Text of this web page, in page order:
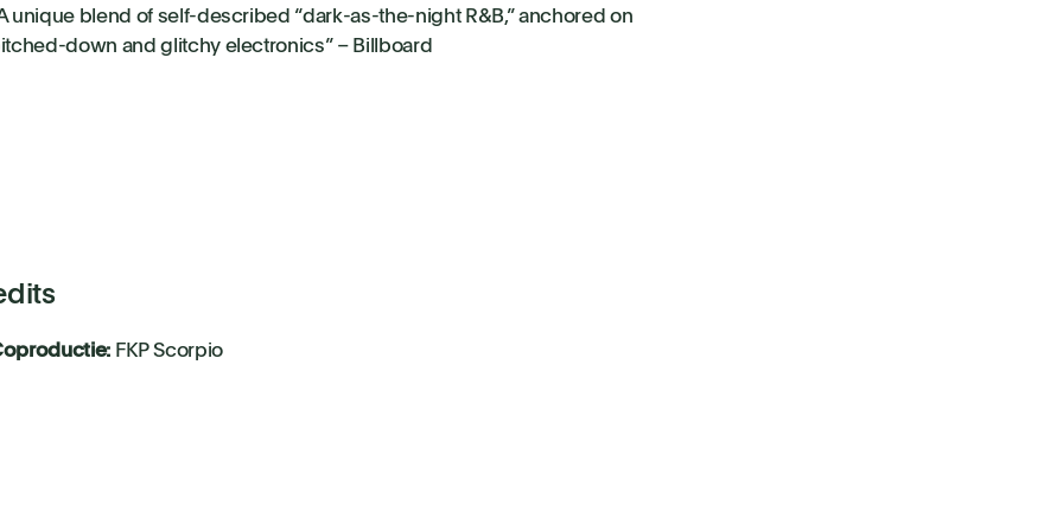
unique blend of self-described “dark-as-the-night R&B,” anchored on
down and glitchy electronics” – Billboard
FKP Scorpio